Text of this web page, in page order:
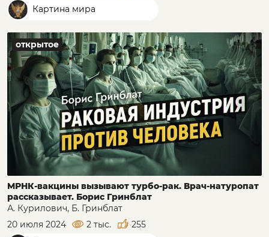
Картина мира
открытое
MРНК-вакцины вызывают турбо-рак. Врач-натуропат
рассказывает. Борис Гринблат
А. Курилович, Б. Гринблат
20 июля 2024
2 тыс.
255